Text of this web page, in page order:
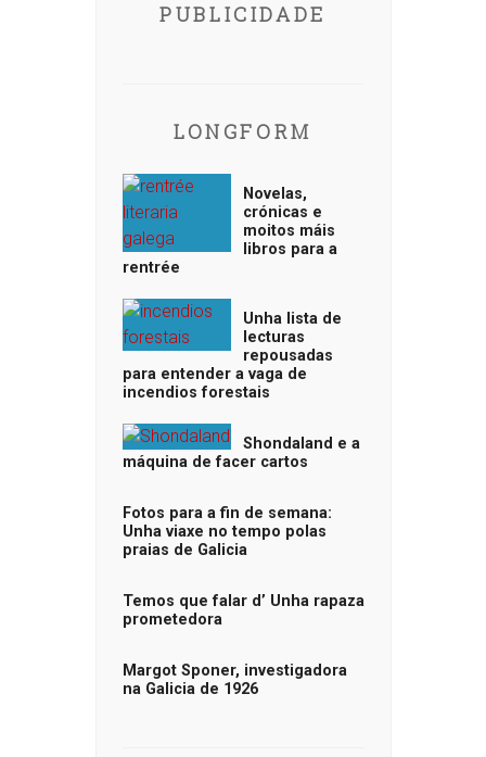
PUBLICIDADE
LONGFORM
Novelas,
crónicas e
moitos máis
libros para a
rentrée
Unha lista de
lecturas
repousadas
para entender a vaga de
incendios forestais
Shondaland e a
máquina de facer cartos
Fotos para a fin de semana:
Unha viaxe no tempo polas
praias de Galicia
Temos que falar d’ Unha rapaza
prometedora
Margot Sponer, investigadora
na Galicia de 1926